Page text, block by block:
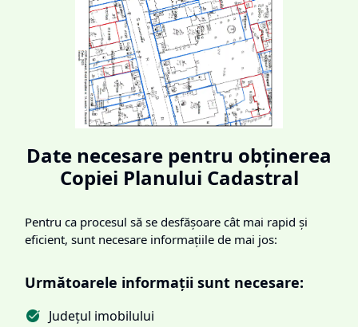
Date necesare pentru obținerea
Copiei Planului Cadastral
Pentru ca procesul să se desfășoare cât mai rapid și
eficient, sunt necesare informațiile de mai jos:
Următoarele informații sunt necesare:
Județul imobilului